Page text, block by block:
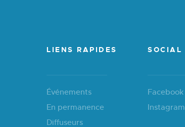
LIENS RAPIDES
Événements
En permanence
Diffuseurs
SOCIAL
Facebook
Instagram